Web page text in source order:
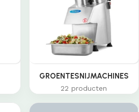
GROENTESNIJMACHINES
22 producten